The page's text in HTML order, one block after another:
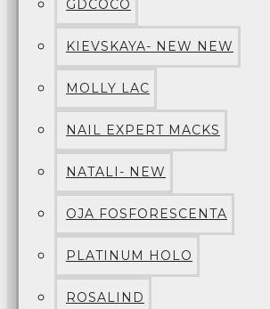
GDCOCO
KIEVSKAYA- NEW NEW
MOLLY LAC
NAIL EXPERT MACKS
NATALI- NEW
OJA FOSFORESCENTA
PLATINUM HOLO
ROSALIND